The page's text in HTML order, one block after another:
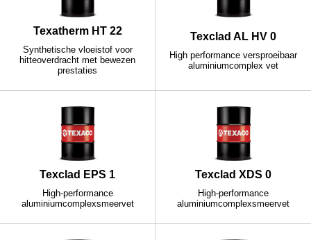
Texatherm HT 22
Synthetische vloeistof voor
hitteoverdracht met bewezen
prestaties
Texclad AL HV 0
High performance versproeibaar
aluminiumcomplex vet
Texclad EPS 1
High-performance
aluminiumcomplexsmeervet
Texclad XDS 0
High-performance
aluminiumcomplexsmeervet